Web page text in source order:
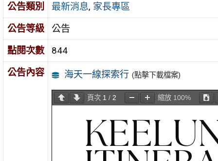
公告類別
最新消息, 家長專區
公告等級
公告
點閱次數
844
公告內容
海天一線探索行 (點擊下載檔案)
頁次 1 / 2 縮放 100%